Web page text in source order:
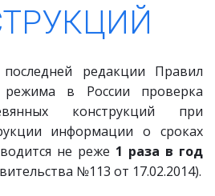
редакции Правил
режима в России проверка
конструкций при
информации о сроках
не реже 1 раза в год
№113 от 17.02.2014).